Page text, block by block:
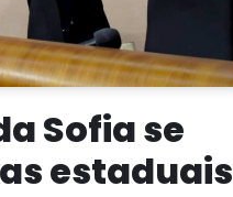
Sofia se
estaduais